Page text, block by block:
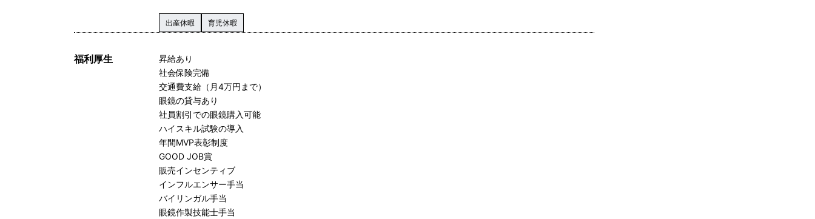
出産休暇 育児休暇
福利厚生
昇給あり
社会保険完備
交通費支給（月4万円まで）
眼鏡の貸与あり
社員割引での眼鏡購入可能
ハイスキル試験の導入
年間MVP表彰制度
GOOD JOB賞
販売インセンティブ
インフルエンサー手当
バイリンガル手当
眼鏡作製技能士手当